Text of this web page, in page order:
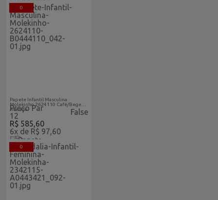
0
Papete Infantil Masculina
Molekinho 2624110 Café/Bege
Atacado
Preço Par
12
False
R$ 585,60
6x de R$ 97,60
0